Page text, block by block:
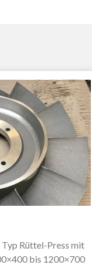
Rüttel-Press mit
bis 1200×700